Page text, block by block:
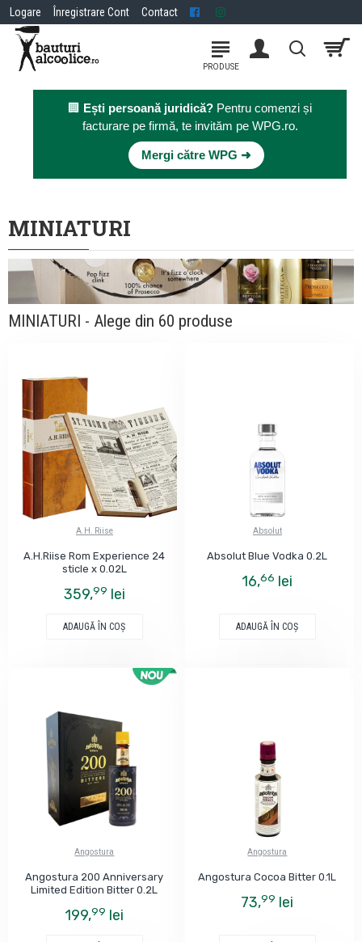
Logare Înregistrare Cont Contact
🏢 Ești persoană juridică? Pentru comenzi și
facturare pe firmă, te invităm pe WPG.ro.
Mergi către WPG ➜
MINIATURI
MINIATURI - Alege din 60 produse
A.H. Riise
A.H.Riise Rom Experience 24
sticle x 0.02L
359,99 lei
ADAUGĂ ÎN COŞ
Absolut
Absolut Blue Vodka 0.2L
16,66 lei
ADAUGĂ ÎN COŞ
Angostura
Angostura 200 Anniversary
Limited Edition Bitter 0.2L
199,99 lei
Angostura
Angostura Cocoa Bitter 0.1L
73,99 lei